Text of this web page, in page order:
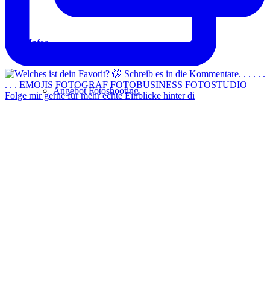
Infos
Angebot Fotoshooting
Folge mir gerne für mehr echte Einblicke hinter di